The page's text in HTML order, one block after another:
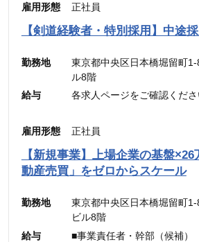
———————————
合計 ：300,000円 ＋ イン
雇用形態 正社員
【剣道経験者・特別採用】中途採
勤務地
東京都中央区日本橋堀留町
ル8階
給与
各求人ページをご確認くださ
雇用形態 正社員
【新規事業】上場企業の基盤
動産売買」をゼロからスケール
勤務地
東京都中央区日本橋堀留町
ビル8階
給与
■事業責任者・幹部（候補）